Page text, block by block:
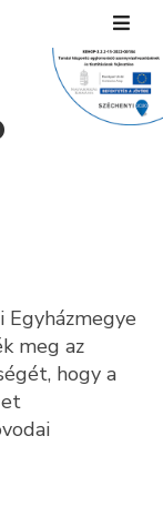
Egyházmegye
meg az
hogy a